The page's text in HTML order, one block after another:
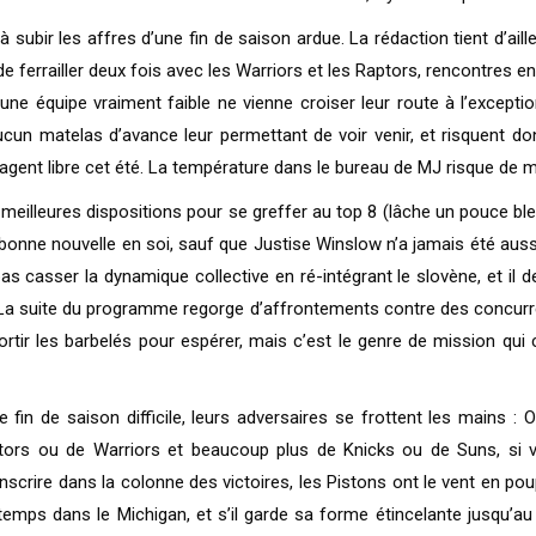
les affres d’une fin de saison ardue. La rédaction tient
ferrailler deux fois avec les Warriors et les Raptors, rencontres
équipe vraiment faible ne vienne croiser leur route à
matelas d’avance leur permettant de voir venir, et risquent
libre cet été. La température dans le bureau de MJ risque de
dispositions pour se greffer au top 8 (lâche un pouce
nouvelle en soi, sauf que Justise Winslow n’a jamais été
casser la dynamique collective en ré-intégrant le slovène, et il
suite du programme regorge d’affrontements contre des
les barbelés pour espérer, mais c’est le genre de mission
de saison difficile, leurs adversaires se frottent les mains :
ou de Warriors et beaucoup plus de Knicks ou de Suns,
dans la colonne des victoires, les Pistons ont le vent en
dans le Michigan, et s’il garde sa forme étincelante